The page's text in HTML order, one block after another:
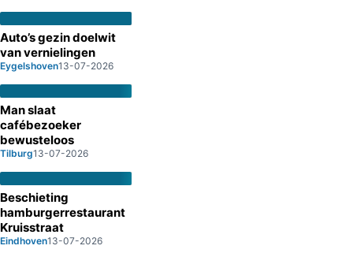
Auto’s gezin doelwit
van vernielingen
Eygelshoven13-07-2026
Man slaat
cafébezoeker
bewusteloos
Tilburg13-07-2026
Beschieting
hamburgerrestaurant
Kruisstraat
Eindhoven13-07-2026